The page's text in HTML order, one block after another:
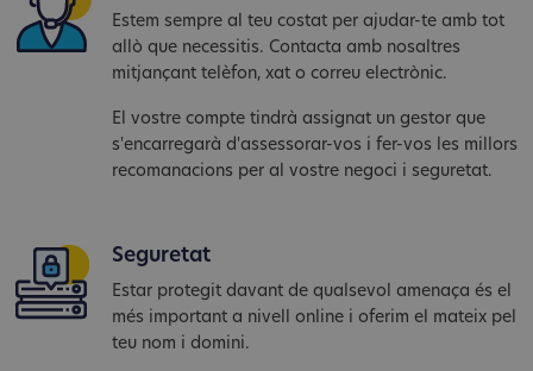
Estem sempre al teu costat per ajudar-te amb tot
allò que necessitis. Contacta amb nosaltres
mitjançant telèfon, xat o correu electrònic.
El vostre compte tindrà assignat un gestor que
s'encarregarà d'assessorar-vos i fer-vos les millors
recomanacions per al vostre negoci i seguretat.
Seguretat
Estar protegit davant de qualsevol amenaça és el
més important a nivell online i oferim el mateix pel
teu nom i domini.